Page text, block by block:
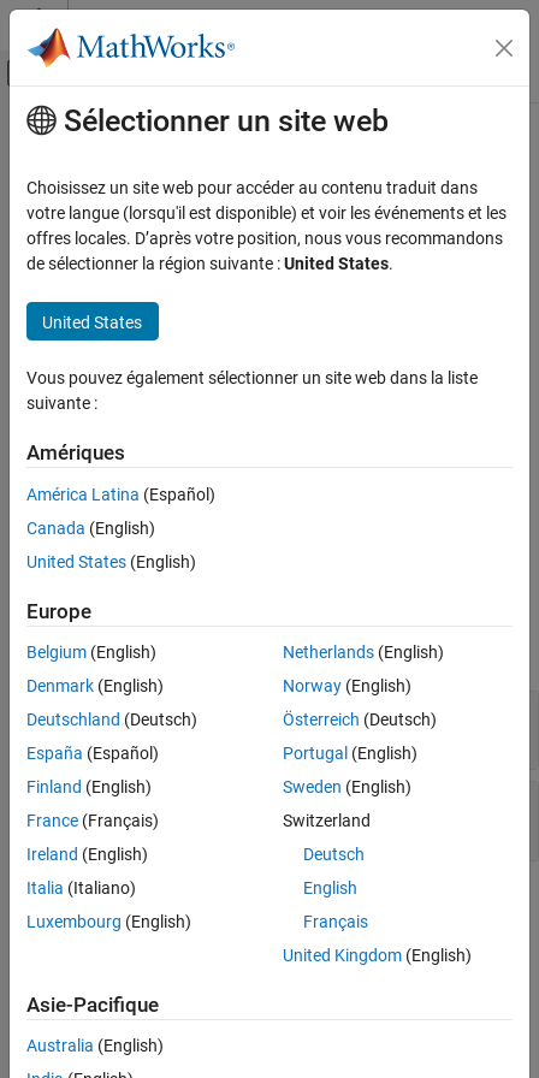
Passer au contenu
Activer/désactiver l'affichage du menu
Accueil de la documentation
Embedded Coder
Deployment, Integration, and Supported
Hardware
ARM Cortex-A Processors
deleteSerialInterface
ON THIS PAGE
Syntax
Description
Input Arguments
Version History
Contenu principal
deleteSerialInterface
Class:matlabshared.targetsdk.Hardware
Namespace:matlabshared.targetsdk
expand all in page
deleteSerialInterface(h,interfaceName)
Description
deleteSerialInterface(
SerialInterface
interfaceNamefrom the
Input Arguments
expand all
h— Hardware
object
interfaceName
Serial interface name
string
Version History
See Also
matlabshared.targetsdk.EthernetInterface
Sélectionner un site web
Choisissez un site web pour accéder au contenu traduit dans
votre langue (lorsqu'il est disponible) et voir les événements et les
offres locales. D’après votre position, nous vous recommandons
de sélectionner la région suivante :United States.
United States
Vous pouvez également sélectionner un site web dans la liste
suivante :
Amériques
América Latina (Español)
Canada (English)
United States (English)
Europe
Belgium (English)
Denmark (English)
Deutschland (Deutsch)
España (Español)
Finland (English)
France (Français)
Ireland (English)
Italia (Italiano)
Luxembourg (English)
Netherlands(English)
Norway(English)
Österreich (Deutsch)
Portugal (English)
Sweden (English)
Switzerland
Deutsch
English
Français
United Kingdom(English)
Asie-Pacifique
Australia (English)